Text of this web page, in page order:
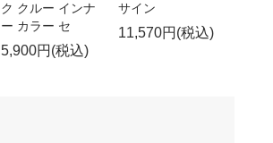
ク クルー インナ
ー カラー セ
5,900円(税込)
サイン
11,570円(税込)